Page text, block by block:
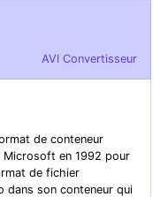
AVI Convertisseur
de conteneur
Microsoft en 1992 pour
de fichier
dans son conteneur qui